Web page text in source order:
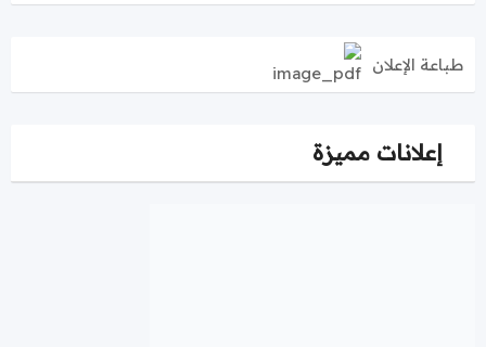
طباعة الإعلان
إعلانات مميزة